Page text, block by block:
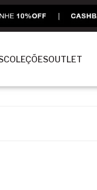
COLEÇÕESOUTLET